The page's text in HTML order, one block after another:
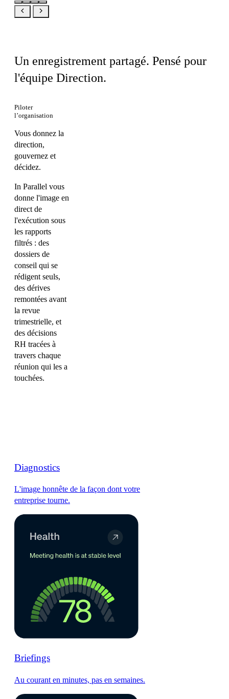
Un enregistrement partagé. Pensé pour
l'équipe Direction.
Piloter
l’organisation
Vous donnez la
direction,
gouvernez et
décidez.
In Parallel vous
donne l'image en
direct de
l'exécution sous
les rapports
filtrés : des
dossiers de
conseil qui se
rédigent seuls,
des dérives
remontées avant
la revue
trimestrielle, et
des décisions
RH tracées à
travers chaque
réunion qui les a
touchées.
Diagnostics
L'image honnête de la façon dont votre
entreprise tourne.
Briefings
Au courant en minutes, pas en semaines.